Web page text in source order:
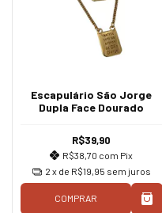
Escapulário São Jorge
Dupla Face Dourado
R$39,90
R$38,70 com Pix
2 x de R$19,95 sem juros
COMPRAR